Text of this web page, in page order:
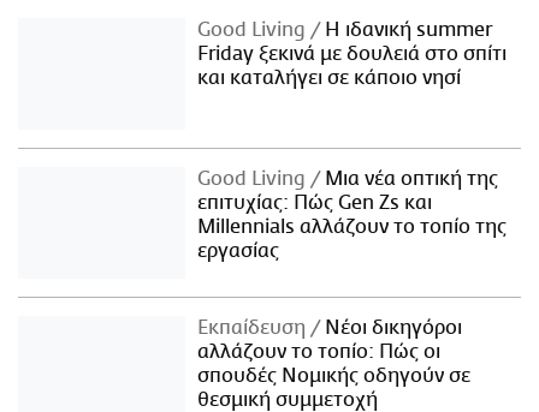
Good Living
Η ιδανική summer
Friday ξεκινά με δουλειά στο σπίτι
και καταλήγει σε κάποιο νησί
Good Living
Μια νέα οπτική της
επιτυχίας: Πώς Gen Zs και
Millennials αλλάζουν το τοπίο της
εργασίας
Εκπαίδευση
Νέοι δικηγόροι
αλλάζουν το τοπίο: Πώς οι
σπουδές Νομικής οδηγούν σε
θεσμική συμμετοχή